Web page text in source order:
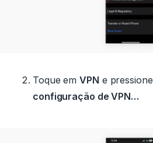
Toque emVPN e pressione
configuração de VPN…